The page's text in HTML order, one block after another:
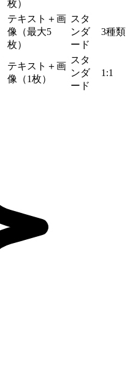
枚）
テキスト＋画
像（最大5
枚）
スタ
ンダ
ード
3種類
テキスト＋画
像（1枚）
スタ
ンダ
ード
1:1